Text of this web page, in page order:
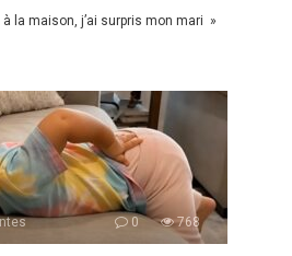
la maison, j’ai surpris mon mari »
0 768